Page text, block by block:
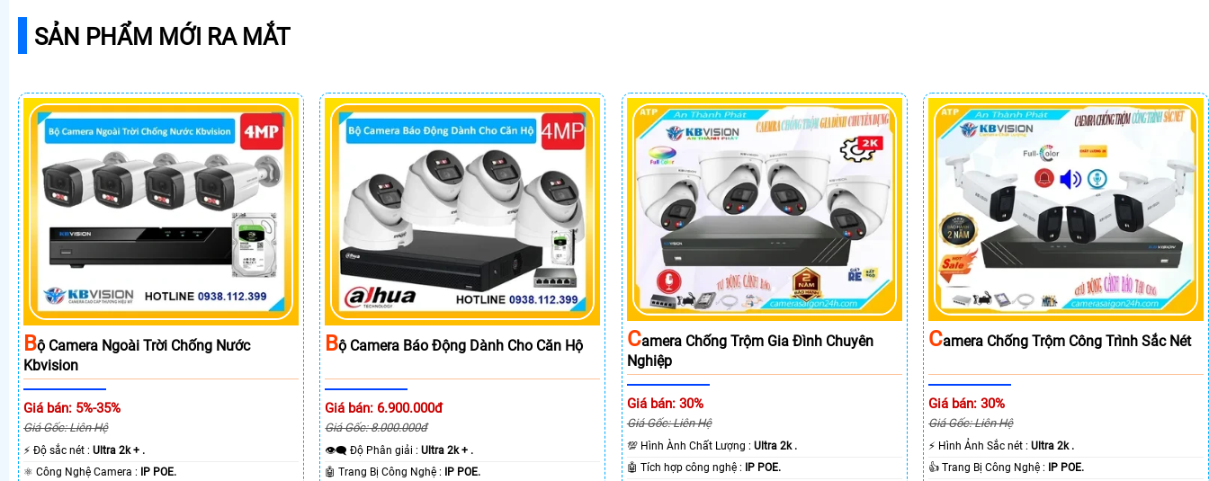
SẢN PHẨM MỚI RA MẮT
BỘ Camera Ngoài Trời Chống Nước
Kbvision
Giá bán: 5%-35%
Giá Gốc: Liên Hệ
️⚡ Độ sắc nét : Ultra 2k + .
⚛️ Công Nghệ Camera : IP POE.
BỘ Camera Báo Động Dành Cho Căn Hộ
Giá bán: 6.900.000đ
Giá Gốc: 8.000.000đ
👁️‍🗨 Độ Phân giải :Ultra 2k + .
🤖️ Trang Bị Công Nghệ : IP POE.
CAmera Chống Trộm Gia Đình Chuyên
Nghiệp
Giá bán: 30%
Giá Gốc: Liên Hệ
💯 Hình Ành Chất Lượng : Ultra 2k .
🤖️ Tích hợp công nghệ :
IP POE.
CAmera Chống Trộm Công Trình Sắc Nét
Giá bán: 30%
Giá Gốc: Liên Hệ
️⚡ Hình Ảnh Sắc nét :Ultra 2k .
👍 Trang Bị Công Nghệ :
IP POE.